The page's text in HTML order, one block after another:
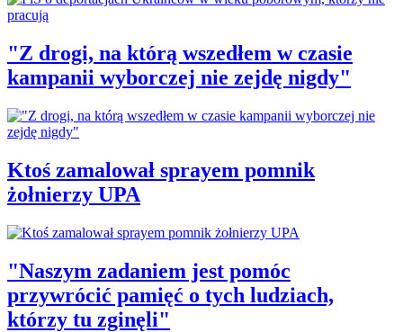
"Z drogi, na którą wszedłem w czasie
kampanii wyborczej nie zejdę nigdy"
Ktoś zamalował sprayem pomnik
żołnierzy UPA
"Naszym zadaniem jest pomóc
przywrócić pamięć o tych ludziach,
którzy tu zginęli"